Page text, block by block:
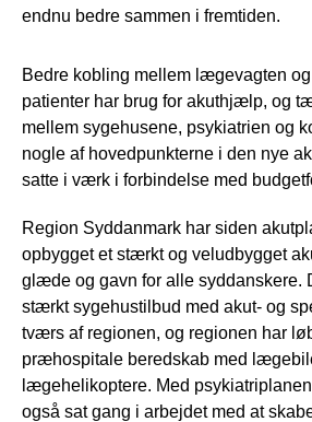
endnu bedre sammen i fremtiden.
Bedre kobling mellem lægevagten
patienter har brug for akuthjælp, og
mellem sygehusene, psykiatrien og
nogle af hovedpunkterne i den nye
satte i værk i forbindelse med
Region Syddanmark har siden
opbygget et stærkt og veludbygget
glæde og gavn for alle syddanskere.
stærkt sygehustilbud med akut- og
tværs af regionen, og regionen har
præhospitale beredskab med
lægehelikoptere. Med
også sat gang i arbejdet med at